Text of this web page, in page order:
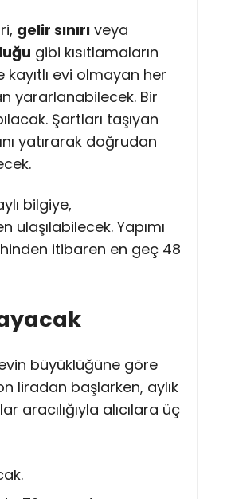
gelir sınırı veya
gibi kısıtlamaların
kayıtlı evi olmayan her
yararlanabilecek. Bir
Şartları taşıyan
yatırarak doğrudan
bilgiye,
ulaşılabilecek. Yapımı
itibaren en geç 48
büyüklüğüne göre
liradan başlarken, aylık
aracılığıyla alıcılara üç